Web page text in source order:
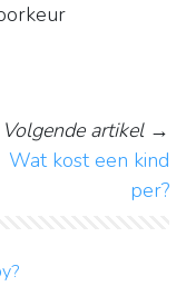
Volgende artikel→
Wat kost een kind
per?